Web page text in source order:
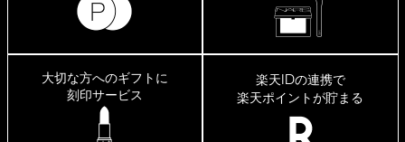
大切な方へのギフトに
刻印サービス
楽天IDの連携で
楽天ポイントが貯まる